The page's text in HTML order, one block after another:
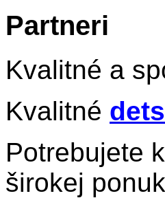
Partneri
Kvalitné a
Kvalitné
Potrebujete
širokej